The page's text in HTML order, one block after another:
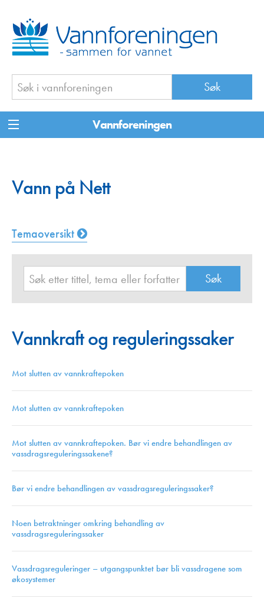
Vannforeningen
Vann på Nett
Temaoversikt
Vannkraft og reguleringssaker
Mot slutten av vannkraftepoken
Mot slutten av vannkraftepoken
Mot slutten av vannkraftepoken. Bør vi endre behandlingen av
vassdragsreguleringssakene?
Bør vi endre behandlingen av vassdragsreguleringssaker?
Noen betraktninger omkring behandling av
vassdragsreguleringssaker
Vassdragsreguleringer – utgangspunktet bør bli vassdragene som
økosystemer